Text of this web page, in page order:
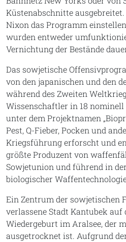
Küstenabschnitte
Nixon das Programm
wurden entweder
Vernichtung der Bestände
Das sowjetische
von den japanischen und den
während des Zweiten
Wissenschaftler in 18
unter dem Projektnamen
Pest, Q-Fieber, Pocken und
Kriegsführung erforscht und
größte Produzent von
Sowjetunion und führend in
biologischer
Ein Zentrum der sowjetischen
verlassene Stadt Kantubek auf
Wiedergeburt im Aralsee, der
ausgetrocknet ist. Aufgrund